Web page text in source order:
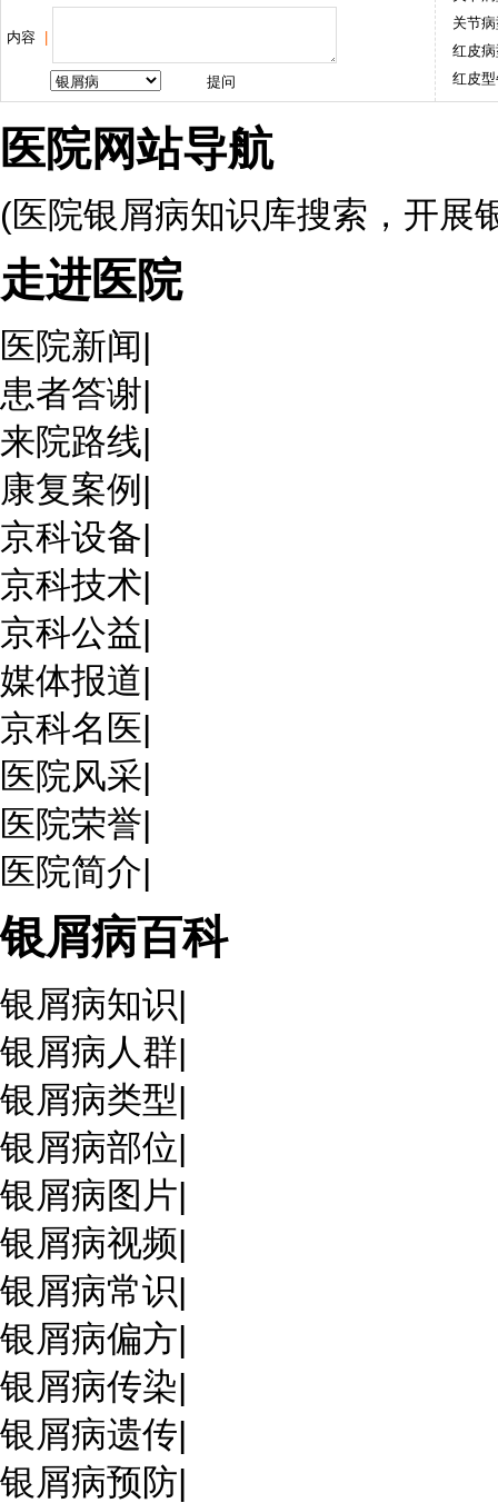
内容
关节
红皮
红皮
医院网站导航
(医院银屑病知识库搜索，开展
走进医院
医院新闻|
患者答谢|
来院路线|
康复案例 |
京科设备|
京科技术|
京科公益|
媒体报道|
京科名医|
医院风采|
医院荣誉|
医院简介|
银屑病百科
银屑病知识|
银屑病人群|
银屑病类型|
银屑病部位|
银屑病图片|
银屑病视频|
银屑病常识|
银屑病偏方|
银屑病传染|
银屑病遗传|
银屑病预防|